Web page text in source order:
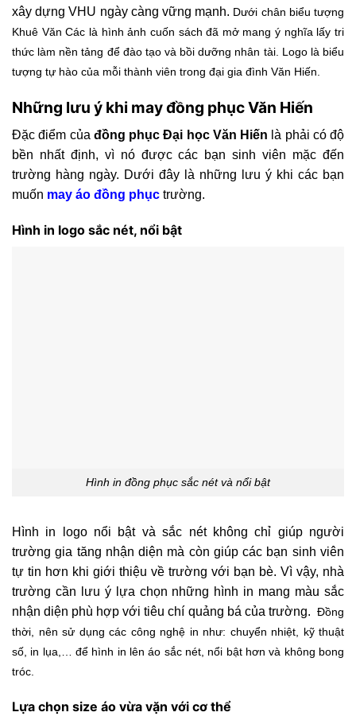
xây dựng VHU ngày càng vững mạnh. Dưới chân biểu tượng
Khuê Văn Các là hình ảnh cuốn sách đã mở mang ý nghĩa lấy tri
thức làm nền tảng để đào tạo và bồi dưỡng nhân tài. Logo là biểu
tượng tự hào của mỗi thành viên trong đại gia đình Văn Hiến.
Những lưu ý khi may đồng phục Văn Hiến
Đặc điểm của đồng phục Đại học Văn Hiến là phải có độ
bền nhất định, vì nó được các bạn sinh viên mặc đến
trường hàng ngày. Dưới đây là những lưu ý khi các bạn
muốn may áo đồng phục trường.
Hình in logo sắc nét, nổi bật
Hình in đồng phục sắc nét và nổi bật
Hình in logo nổi bật và sắc nét không chỉ giúp người
trường gia tăng nhận diện mà còn giúp các bạn sinh viên
tự tin hơn khi giới thiệu về trường với bạn bè. Vì vậy, nhà
trường cần lưu ý lựa chọn những hình in mang màu sắc
nhận diện phù hợp với tiêu chí quảng bá của trường. Đồng
thời, nên sử dụng các công nghệ in như: chuyển nhiệt, kỹ thuật
số, in lụa,… để hình in lên áo sắc nét, nổi bật hơn và không bong
tróc.
Lựa chọn size áo vừa vặn với cơ thể